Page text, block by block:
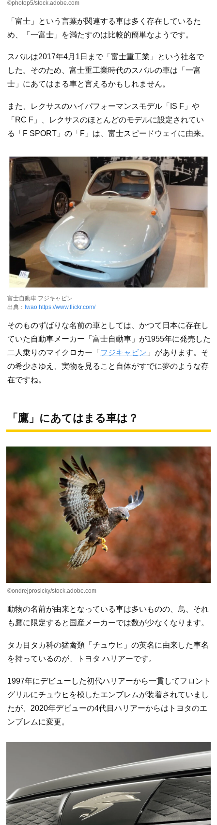
©photop5/stock.adobe.com
「富士」という言葉が関連する車は多く存在しているた
め、「一富士」を満たすのは比較的簡単なようです。
スバルは2017年4月1日まで「富士重工業」という社名で
した。そのため、富士重工業時代のスバルの車は「一富
士」にあてはまる車と言えるかもしれません。
また、レクサスのハイパフォーマンスモデル「IS F」や
「RC F」、レクサスのほとんどのモデルに設定されてい
る「F SPORT」の「F」は、富士スピードウェイに由来。
富士自動車 フジキャビン
出典： Iwao https://www.flickr.com/
そのものずばりな名前の車としては、かつて日本に存在し
ていた自動車メーカー「富士自動車」が1955年に発売した
二人乗りのマイクロカー「 フジキャビン 」があります。そ
の希少さゆえ、実物を見ること自体がすでに夢のような存
在ですね。
「鷹」にあてはまる車は？
©ondrejprosicky/stock.adobe.com
動物の名前が由来となっている車は多いものの、鳥、それ
も鷹に限定すると国産メーカーでは数が少なくなります。
タカ目タカ科の猛禽類「チュウヒ」の英名に由来した車名
を持っているのが、トヨタ ハリアーです。
1997年にデビューした初代ハリアーから一貫してフロント
グリルにチュウヒを模したエンブレムが装着されていまし
たが、2020年デビューの4代目ハリアーからはトヨタのエ
ンブレムに変更。